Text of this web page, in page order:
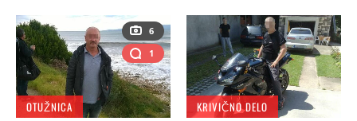
6
1
OTUŽNICA
KRIVIČNO DELO